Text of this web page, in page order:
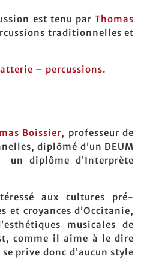
est tenu parThomas
traditionnelles et
– percussions.
Boissier, professeur de
diplômé d’un DEUM
un diplôme d’Interprète
aux cultures pré-
et croyances d’Occitanie,
musicales de
comme il aime à le dire
prive donc d’aucun style